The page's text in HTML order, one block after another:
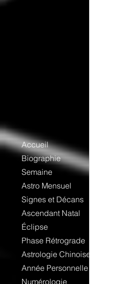
Accueil
Biographie
Semaine
Astro Mensuel
Signes et Décans
Ascendant Natal
Éclipse
Phase Rétrograde
Astrologie Chinoise
Année Personnelle
Numérologie